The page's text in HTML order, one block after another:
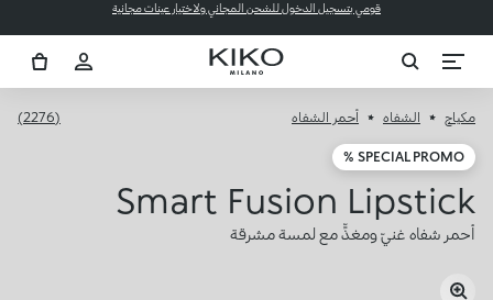
قومي بتسجيل الدخول للشحن المجاني ولاختيار عينات مجانية
مكياج الشفاه أحمر الشفاه (2276)
SPECIAL PROMO %
Smart Fusion Lipstick
أحمر شفاه غنيّ ومغذٍّ مع لمسة مشرقة